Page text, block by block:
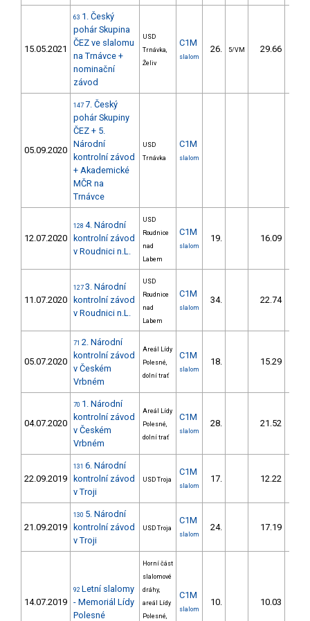
15.05.2021
63 1. Český
pohár Skupina
ČEZ ve slalomu
na Trnávce +
nominační
závod
USD
Trnávka,
Želiv
C1M
slalom
26. 5/VM 29.66
05.09.2020
147 7. Český
pohár Skupiny
ČEZ + 5.
Národní
kontrolní závod
+ Akademické
MČR na
Trnávce
USD
Trnávka
C1M
slalom
12.07.2020
128 4. Národní
kontrolní závod
v Roudnici n.L.
USD
Roudnice
nad
Labem
C1M
slalom
19. 16.09
11.07.2020
127 3. Národní
kontrolní závod
v Roudnici n.L.
USD
Roudnice
nad
Labem
C1M
slalom
34. 22.74
05.07.2020
71 2. Národní
kontrolní závod
v Českém
Vrbném
Areál Lídy
Polesné,
dolní trať
C1M
slalom
18. 15.29
04.07.2020
70 1. Národní
kontrolní závod
v Českém
Vrbném
Areál Lídy
Polesné,
dolní trať
C1M
slalom
28. 21.52
22.09.2019
131 6. Národní
kontrolní závod
v Troji
USD Troja
C1M
slalom
17. 12.22
21.09.2019
130 5. Národní
kontrolní závod
v Troji
USD Troja
C1M
slalom
24. 17.19
14.07.2019
92 Letní slalomy
- Memoriál Lídy
Polesné
Horní část
slalomové
dráhy,
areál Lídy
Polesné,
C1M
slalom
10. 10.03